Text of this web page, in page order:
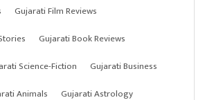
Gujarati Film Reviews
Gujarati Book Reviews
Science-Fiction
Gujarati Business
Animals
Gujarati Astrology